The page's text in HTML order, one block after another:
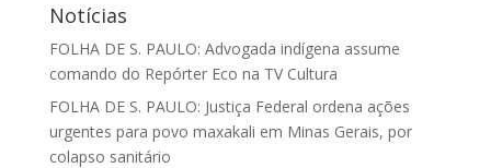
Notícias
FOLHA DE S. PAULO: Advogada indígena assume
comando do Repórter Eco na TV Cultura
FOLHA DE S. PAULO: Justiça Federal ordena ações
urgentes para povo maxakali em Minas Gerais, por
colapso sanitário